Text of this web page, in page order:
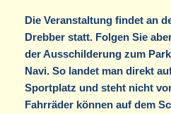
Die Veranstaltung findet an
Drebber statt. Folgen Sie
der Ausschilderung zum
Navi. So landet man direkt
Sportplatz und steht nicht
Fahrräder können auf dem